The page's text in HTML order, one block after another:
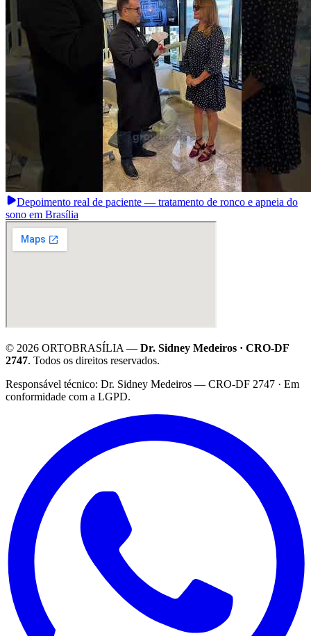
Depoimento real de paciente — tratamento de ronco e apneia do
sono em Brasília
© 2026 ORTOBRASÍLIA — Dr. Sidney Medeiros · CRO-DF
2747. Todos os direitos reservados.
Responsável técnico: Dr. Sidney Medeiros — CRO-DF 2747 · Em
conformidade com a LGPD.